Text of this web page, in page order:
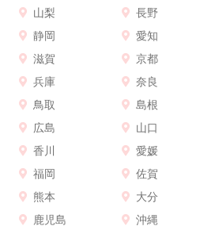
山梨
長野
静岡
愛知
滋賀
京都
兵庫
奈良
鳥取
島根
広島
山口
香川
愛媛
福岡
佐賀
熊本
大分
鹿児島
沖縄